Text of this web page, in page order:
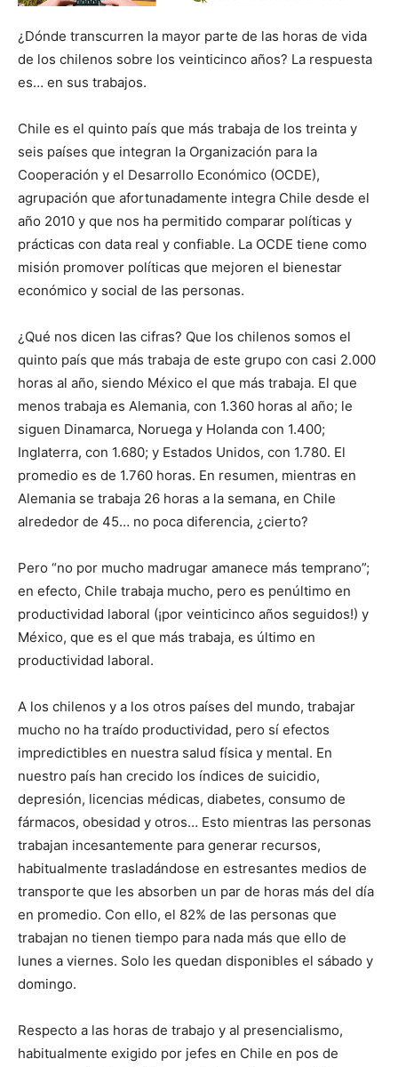
¿Dónde transcurren la mayor parte de las horas de vida
de los chilenos sobre los veinticinco años? La respuesta
es… en sus trabajos.
Chile es el quinto país que más trabaja de los treinta y
seis países que integran la Organización para la
Cooperación y el Desarrollo Económico (OCDE),
agrupación que afortunadamente integra Chile desde el
año 2010 y que nos ha permitido comparar políticas y
prácticas con data real y confiable. La OCDE tiene como
misión promover políticas que mejoren el bienestar
económico y social de las personas.
¿Qué nos dicen las cifras? Que los chilenos somos el
quinto país que más trabaja de este grupo con casi 2.000
horas al año, siendo México el que más trabaja. El que
menos trabaja es Alemania, con 1.360 horas al año; le
siguen Dinamarca, Noruega y Holanda con 1.400;
Inglaterra, con 1.680; y Estados Unidos, con 1.780. El
promedio es de 1.760 horas. En resumen, mientras en
Alemania se trabaja 26 horas a la semana, en Chile
alrededor de 45… no poca diferencia, ¿cierto?
Pero “no por mucho madrugar amanece más temprano”;
en efecto, Chile trabaja mucho, pero es penúltimo en
productividad laboral (¡por veinticinco años seguidos!) y
México, que es el que más trabaja, es último en
productividad laboral.
A los chilenos y a los otros países del mundo, trabajar
mucho no ha traído productividad, pero sí efectos
impredictibles en nuestra salud física y mental. En
nuestro país han crecido los índices de suicidio,
depresión, licencias médicas, diabetes, consumo de
fármacos, obesidad y otros… Esto mientras las personas
trabajan incesantemente para generar recursos,
habitualmente trasladándose en estresantes medios de
transporte que les absorben un par de horas más del día
en promedio. Con ello, el 82% de las personas que
trabajan no tienen tiempo para nada más que ello de
lunes a viernes. Solo les quedan disponibles el sábado y
domingo.
Respecto a las horas de trabajo y al presencialismo,
habitualmente exigido por jefes en Chile en pos de